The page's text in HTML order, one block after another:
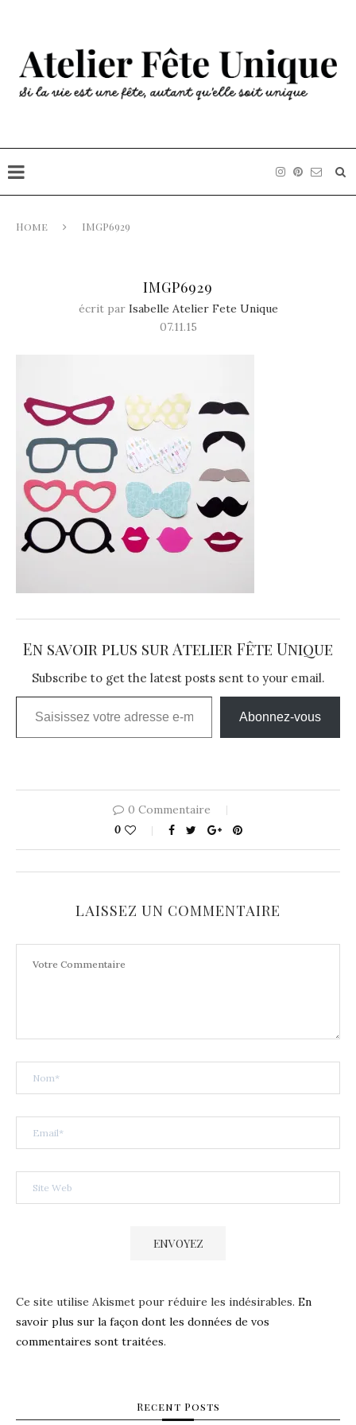
Home IMGP6929
IMGP6929
écrit par Isabelle Atelier Fete Unique
07.11.15
En savoir plus sur Atelier Fête Unique
Subscribe to get the latest posts sent to your email.
Saisissez votre adresse e-mail…
Abonnez-vous
0 Commentaire
0
LAISSEZ UN COMMENTAIRE
Ce site utilise Akismet pour réduire les indésirables. En
savoir plus sur la façon dont les données de vos
commentaires sont traitées.
Recent Posts